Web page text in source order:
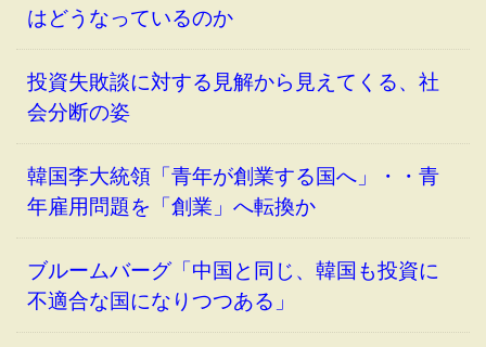
はどうなっているのか
投資失敗談に対する見解から見えてくる、社
会分断の姿
韓国李大統領「青年が創業する国へ」・・青
年雇用問題を「創業」へ転換か
ブルームバーグ「中国と同じ、韓国も投資に
不適合な国になりつつある」